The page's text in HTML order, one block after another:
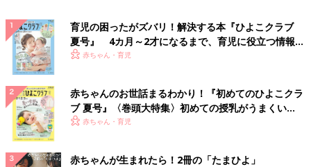
育児の困ったがズバリ！解決する本『ひよこクラブ
夏号』 4カ月～2才になるまで、育児に役立つ情報が
いっぱい！
赤ちゃん・育児
赤ちゃんのお世話まるわかり！『初めてのひよこクラ
ブ 夏号』〈巻頭大特集〉初めての授乳がうまくい
く！ おっぱい・ミルクの基本と夏のトラブル 解決テ
赤ちゃん・育児
赤ちゃんが生まれたら！2冊の「たまひよ」